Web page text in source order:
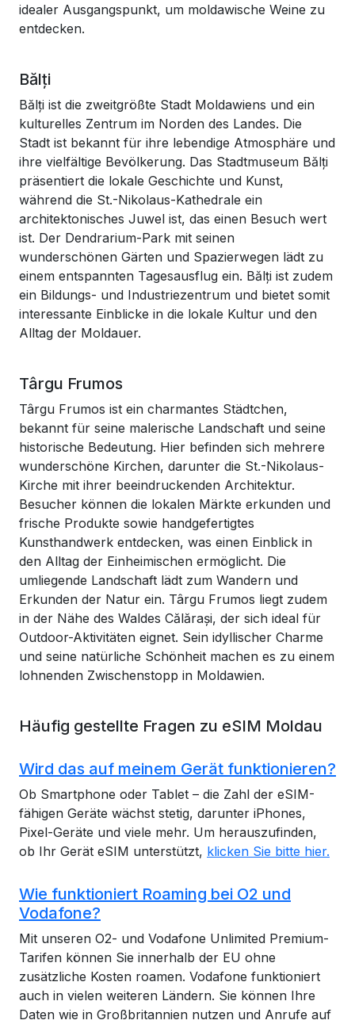
idealer Ausgangspunkt, um moldawische Weine zu
entdecken.
Bălți
Bălți ist die zweitgrößte Stadt Moldawiens und ein
kulturelles Zentrum im Norden des Landes. Die
Stadt ist bekannt für ihre lebendige Atmosphäre und
ihre vielfältige Bevölkerung. Das Stadtmuseum Bălți
präsentiert die lokale Geschichte und Kunst,
während die St.-Nikolaus-Kathedrale ein
architektonisches Juwel ist, das einen Besuch wert
ist. Der Dendrarium-Park mit seinen
wunderschönen Gärten und Spazierwegen lädt zu
einem entspannten Tagesausflug ein. Bălți ist zudem
ein Bildungs- und Industriezentrum und bietet somit
interessante Einblicke in die lokale Kultur und den
Alltag der Moldauer.
Târgu Frumos
Târgu Frumos ist ein charmantes Städtchen,
bekannt für seine malerische Landschaft und seine
historische Bedeutung. Hier befinden sich mehrere
wunderschöne Kirchen, darunter die St.-Nikolaus-
Kirche mit ihrer beeindruckenden Architektur.
Besucher können die lokalen Märkte erkunden und
frische Produkte sowie handgefertigtes
Kunsthandwerk entdecken, was einen Einblick in
den Alltag der Einheimischen ermöglicht. Die
umliegende Landschaft lädt zum Wandern und
Erkunden der Natur ein. Târgu Frumos liegt zudem
in der Nähe des Waldes Călărași, der sich ideal für
Outdoor-Aktivitäten eignet. Sein idyllischer Charme
und seine natürliche Schönheit machen es zu einem
lohnenden Zwischenstopp in Moldawien.
Häufig gestellte Fragen zu eSIM Moldau
Wird das auf meinem Gerät funktionieren?
Ob Smartphone oder Tablet – die Zahl der eSIM-
fähigen Geräte wächst stetig, darunter iPhones,
Pixel-Geräte und viele mehr. Um herauszufinden,
ob Ihr Gerät eSIM unterstützt, klicken Sie bitte hier.
Wie funktioniert Roaming bei O2 und
Vodafone?
Mit unseren O2- und Vodafone Unlimited Premium-
Tarifen können Sie innerhalb der EU ohne
zusätzliche Kosten roamen. Vodafone funktioniert
auch in vielen weiteren Ländern. Sie können Ihre
Daten wie in Großbritannien nutzen und Anrufe auf